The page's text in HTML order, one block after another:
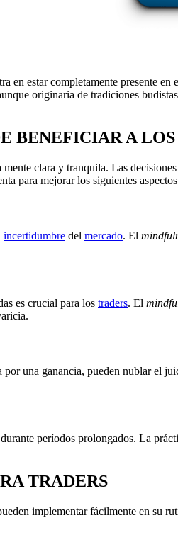
en estar completamente presente
originaria de tradiciones
BENEFICIAR A LOS
clara y tranquila. Las
para mejorar los siguientes
incertidumbre del mercado. El
es crucial para los traders. El
una ganancia, pueden nublar el
períodos prolongados. La
TRADERS
implementar fácilmente en su